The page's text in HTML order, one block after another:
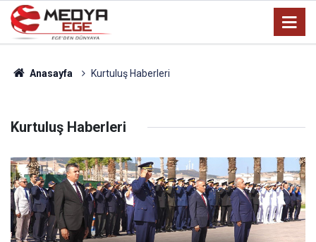
Anasayfa Kurtuluş Haberleri
Kurtuluş Haberleri